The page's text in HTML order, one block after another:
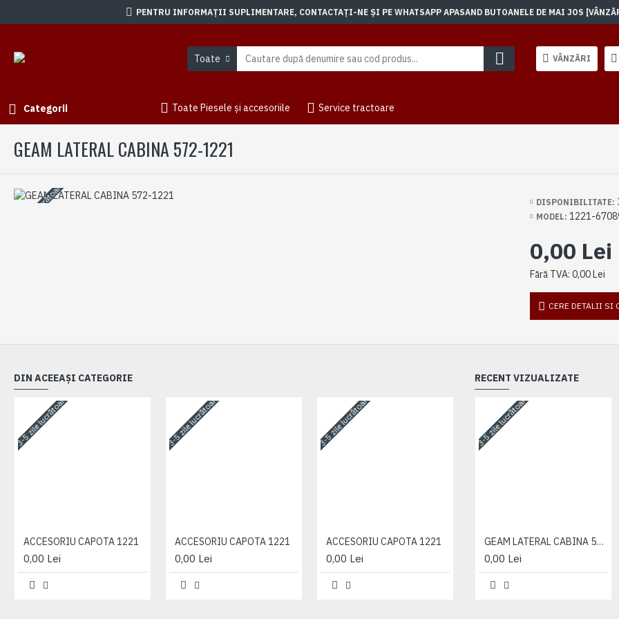
PENTRU INFORMAȚII SUPLIMENTARE, CONTACTAȚI-NE ȘI PE WHATSAPP APASAND BUTOANELE DE MAI JOS
Toate VÂNZĂRI
Categorii Toate Piesele și accesoriile Service tractoare
GEAM LATERAL CABINA 572-1221
3-5 zile lucrătoare DISPONIBILITATE:
MODEL: 1221-
0,00 Lei
Fără TVA: 0,00 Lei
CERE DETALII SI
DIN ACEEAȘI CATEGORIE
3-5 zile lucrătoare
ACCESORIU CAPOTA 1221
0,00 Lei
3-5 zile lucrătoare
ACCESORIU CAPOTA 1221
0,00 Lei
3-5 zile lucrătoare
ACCESORIU CAPOTA 1221
0,00 Lei
3-5 zile lucrătoare
ACCESORIU CAPOTA 1221
0,00 Lei
RECENT VIZUALIZATE
3-5 zile lucrătoare
GEAM LATERAL CABINA 572-1221
0,00 Lei